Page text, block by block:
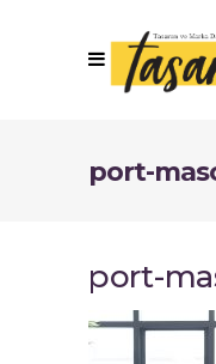
port-
port-